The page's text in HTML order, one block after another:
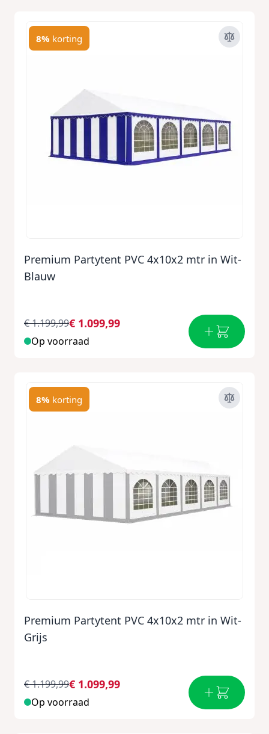
8% korting
Premium Partytent PVC 4x10x2 mtr in Wit-
Blauw
€ 1.099,99
€ 1.199,99
Op voorraad
8% korting
Premium Partytent PVC 4x10x2 mtr in Wit-
Grijs
€ 1.099,99
€ 1.199,99
Op voorraad